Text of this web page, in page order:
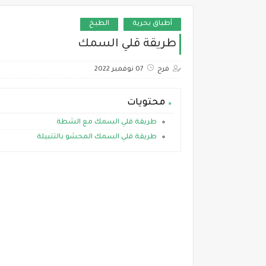
أطباق بحرية الطبخ
طريقة قلي السمك
فرح 07 نوفمبر 2022
محتويات
طريقة قلي السمك مع الشطة
طريقة قلي السمك المحشو بالتتبيلة